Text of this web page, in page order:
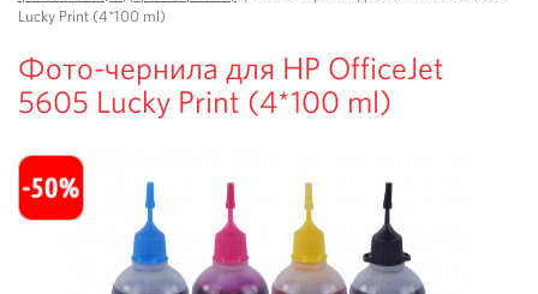
Lucky Print (4*100 ml)
Фото-чернила для HP OfficeJet
5605 Lucky Print (4*100 ml)